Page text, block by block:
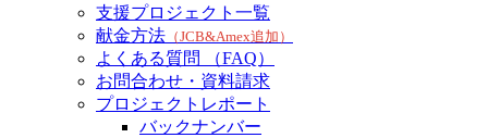
支援プロジェクト一覧
献金方法 （JCB&Amex追加）
よくある質問 （FAQ）
お問合わせ・資料請求
プロジェクトレポート
バックナンバー